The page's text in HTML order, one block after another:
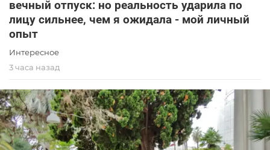
вечный отпуск: но реальность ударила по
лицу сильнее, чем я ожидала - мой личный
опыт
Интересное
3 часа назад